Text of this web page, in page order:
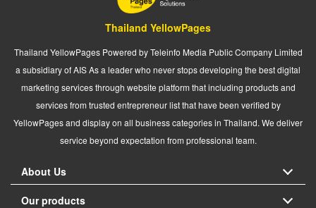
Thailand YellowPages
Thailand YellowPages Powered by Teleinfo Media Public Company Limited
a subsidiary of AIS As a leader who never stops developing the best digital
marketing services through website platform that including products and
services from trusted entrepreneur list that have been verified by
YellowPages and display on all business categories in Thailand. We deliver
service beyond expectation from professional team.
About Us
Our products